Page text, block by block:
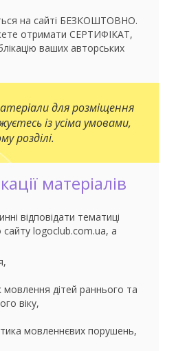
на сайті БЕЗКОШТОВНО.
отримати СЕРТИФІКАТ,
ваших авторських
для розміщення
із усіма умовами,
розділі.
матеріалів
відповідати тематиці
logoclub.com.ua, а
мовлення дітей раннього та
віку,
мовленнєвих порушень,